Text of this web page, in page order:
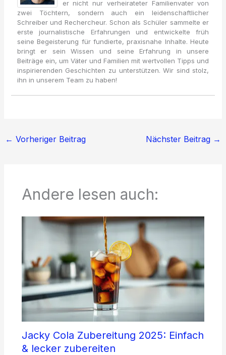
er nicht nur verheirateter Familienvater von
zwei Töchtern, sondern auch ein leidenschaftlicher
Schreiber und Rechercheur. Schon als Schüler sammelte er
erste journalistische Erfahrungen und entwickelte früh
seine Begeisterung für fundierte, praxisnahe Inhalte. Heute
bringt er sein Wissen und seine Erfahrung in unsere
Beiträge ein, um Väter und Familien mit wertvollen Tipps und
inspirierenden Geschichten zu unterstützen. Wir sind stolz,
ihn in unserem Team zu haben!
← Vorheriger Beitrag Nächster Beitrag →
Andere lesen auch:
Jacky Cola Zubereitung 2025: Einfach
& lecker zubereiten